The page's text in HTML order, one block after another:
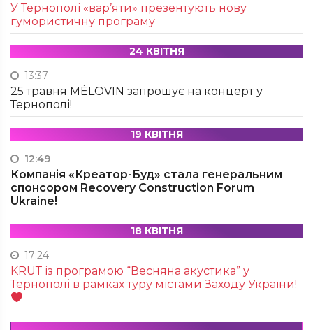
У Тернополі «вар’яти» презентують нову
гумористичну програму
24 КВІТНЯ
13:37
25 травня MÉLOVIN запрошує на концерт у
Тернополі!
19 КВІТНЯ
12:49
Компанія «Креатор-Буд» стала генеральним
спонсором Recovery Construction Forum
Ukraine!
18 КВІТНЯ
17:24
KRUТ із програмою “Весняна акустика” у
Тернополі в рамках туру містами Заходу України!